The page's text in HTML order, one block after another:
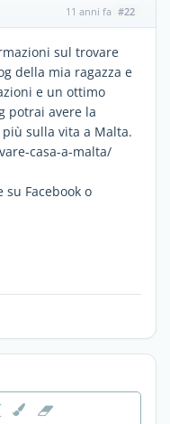
11 anni fa #22
sul trovare
della mia ragazza e
e un ottimo
potrai avere la
sulla vita a Malta.
casa-a-malta/
Facebook o